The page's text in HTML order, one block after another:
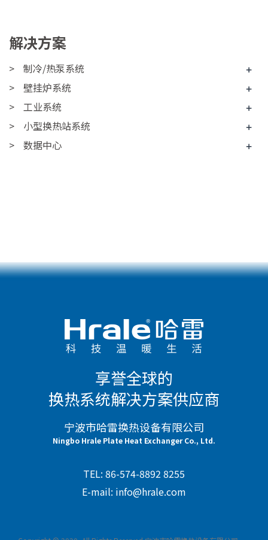
解决方案
制冷/热泵系统
+
壁挂炉系统
+
工业系统
+
小型换热站系统
+
数据中心
+
享誉全球的
换热系统解决方案供应商
宁波市哈雷换热设备有限公司
Ningbo Hrale Plate Heat Exchanger Co., Ltd.
TEL: 86-574-8892 8255
E-mail: info@hrale.com